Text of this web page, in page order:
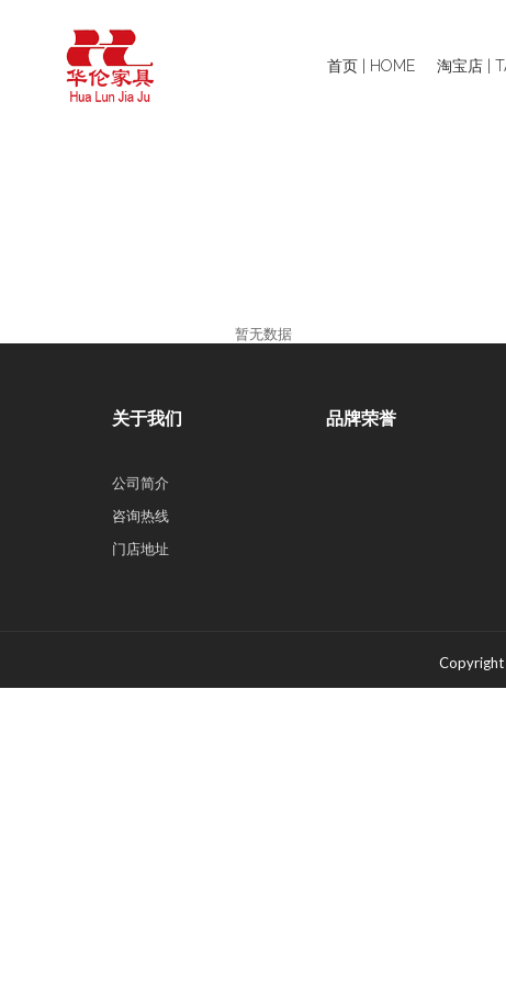
首页 | HOME 淘宝店 |
暂无数据
关于我们
公司简介
咨询热线
门店地址
品牌荣誉
Copyright